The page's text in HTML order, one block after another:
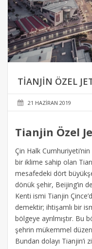
TIANJIN ÖZEL
21 HAZIRAN 2019
Tianjin Özel
Çin Halk
bir iklime sahip olan
mesafedeki dört
dönük şehir, Beijing’in
Kenti ismi Tianjin
demektir; ihtişamlı bir
bölgeye ayrılmıştır. Bu
şehrin mükemmel
Bundan dolayı Tianjin’i